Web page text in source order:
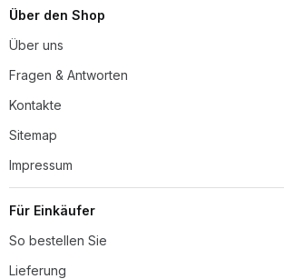
Über den Shop
Über uns
Fragen & Antworten
Kontakte
Sitemap
Impressum
Für Einkäufer
So bestellen Sie
Lieferung